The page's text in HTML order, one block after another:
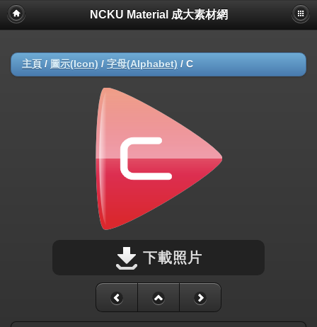
NCKU Material 成大素材網
主頁 / 圖示(Icon) / 字母(Alphabet) / C
下載照片